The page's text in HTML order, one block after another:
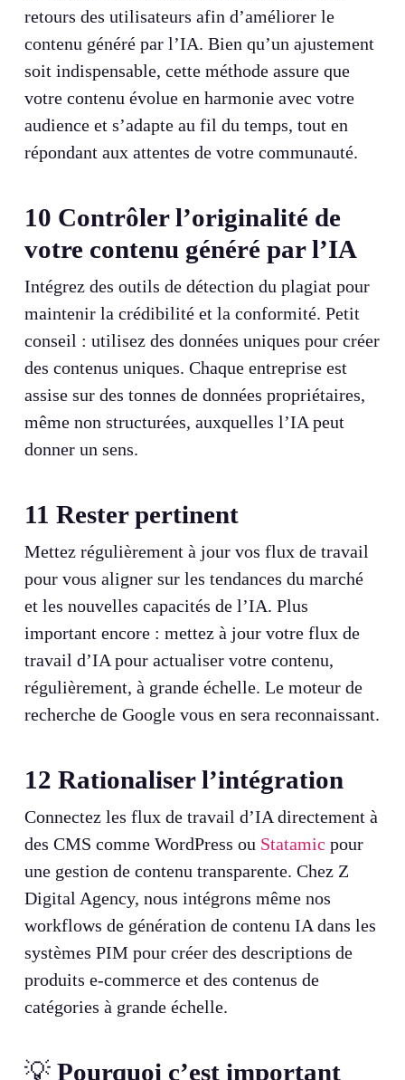
retours des utilisateurs afin d’améliorer le
contenu généré par l’IA. Bien qu’un ajustement
soit indispensable, cette méthode assure que
votre contenu évolue en harmonie avec votre
audience et s’adapte au fil du temps, tout en
répondant aux attentes de votre communauté.
10 Contrôler l’originalité de
votre contenu généré par l’IA
Intégrez des outils de détection du plagiat pour
maintenir la crédibilité et la conformité. Petit
conseil : utilisez des données uniques pour créer
des contenus uniques. Chaque entreprise est
assise sur des tonnes de données propriétaires,
même non structurées, auxquelles l’IA peut
donner un sens.
11 Rester pertinent
Mettez régulièrement à jour vos flux de travail
pour vous aligner sur les tendances du marché
et les nouvelles capacités de l’IA. Plus
important encore : mettez à jour votre flux de
travail d’IA pour actualiser votre contenu,
régulièrement, à grande échelle. Le moteur de
recherche de Google vous en sera reconnaissant.
12 Rationaliser l’intégration
Connectez les flux de travail d’IA directement à
des CMS comme WordPress ou Statamic pour
une gestion de contenu transparente. Chez Z
Digital Agency, nous intégrons même nos
workflows de génération de contenu IA dans les
systèmes PIM pour créer des descriptions de
produits e-commerce et des contenus de
catégories à grande échelle.
💡Pourquoi c’est important